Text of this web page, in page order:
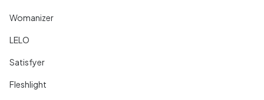
Womanizer
LELO
Satisfyer
Fleshlight